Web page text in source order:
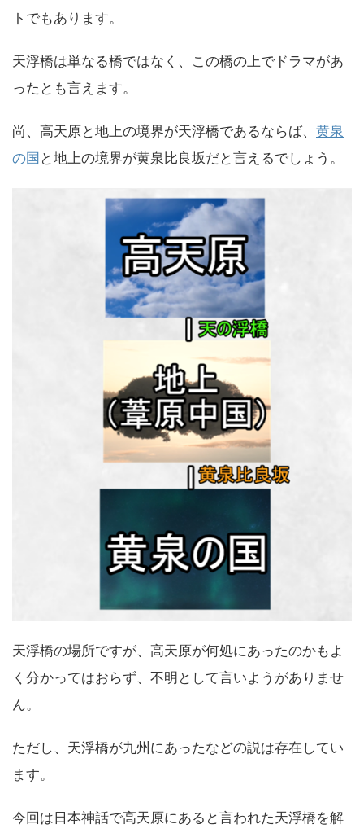
トでもあります。
天浮橋は単なる橋ではなく、この橋の上でドラマがあ
ったとも言えます。
尚、高天原と地上の境界が天浮橋であるならば、 黄泉
の国 と地上の境界が黄泉比良坂だと言えるでしょう。
天浮橋の場所ですが、高天原が何処にあったのかもよ
く分かってはおらず、不明として言いようがありませ
ん。
ただし、天浮橋が九州にあったなどの説は存在してい
ます。
今回は日本神話で高天原にあると言われた天浮橋を解